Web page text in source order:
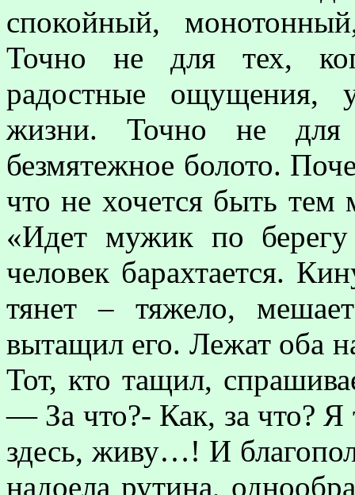
спокойный,
Точно не для тех,
радостные ощущения,
жизни. Точно не для
безмятежное болото.
что не хочется быть
«Идет мужик по
человек барахтается.
тянет – тяжело,
вытащил его. Лежат оба
Тот, кто тащил,
— За что?- Как, за что?
здесь, живу…! И
надоела рутина,